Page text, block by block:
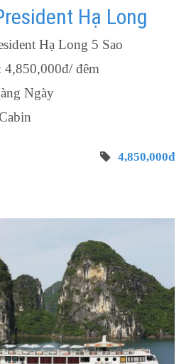
Hạ Long
Hạ Long 5 Sao
4,850,000đ/ đêm
Ngày
4,850,000đ